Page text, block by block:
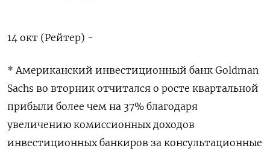
14 окт (Рейтер) -
* Американский инвестиционный банк Goldman
Sachs во вторник отчитался о росте квартальной
прибыли более чем на 37% благодаря
увеличению комиссионных доходов
инвестиционных банкиров за консультационные